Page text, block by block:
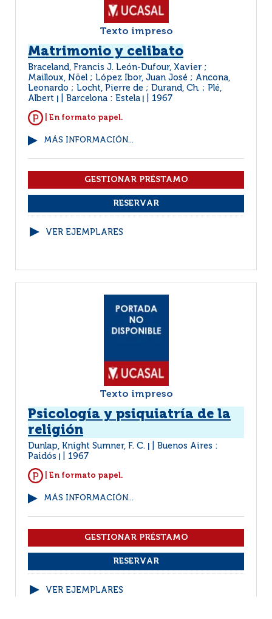
Texto impreso
Matrimonio y celibato
Braceland, Francis J. León-Dufour, Xavier ;
Mailloux, Nöel ; López Ibor, Juan José ; Ancona,
Leonardo ; Locht, Pierre de ; Durand, Ch. ; Plé,
Albert
Barcelona : Estela 1967
| En formato papel.
MÁS INFORMACIÓN...
VER EJEMPLARES
Texto impreso
Psicología y psiquiatría de la
religión
Dunlap, Knight Sumner, F. C.
Buenos Aires :
Paidós
1967
| En formato papel.
MÁS INFORMACIÓN...
VER EJEMPLARES